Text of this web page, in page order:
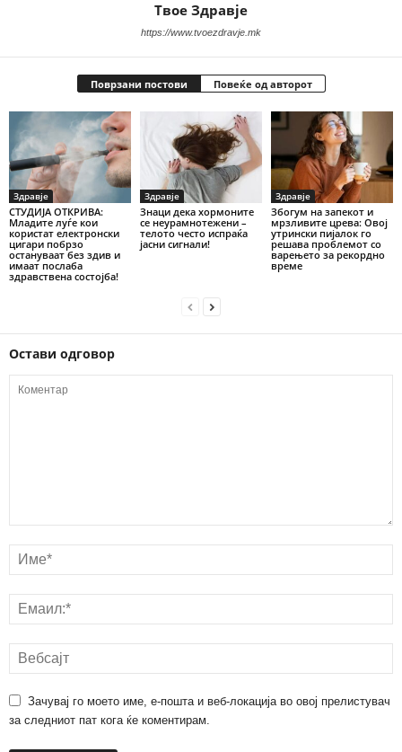
Твое Здравје
https://www.tvoezdravje.mk
Поврзани постови Повеќе од авторот
Здравје
СТУДИЈА ОТКРИВА:
Младите луѓе кои
користат електронски
цигари побрзо
остануваат без здив и
имаат послаба
здравствена состојба!
Здравје
Знаци дека хормоните
се неурамнотежени –
телото често испраќа
јасни сигнали!
Здравје
Збогум на запекот и
мрзливите црева: Овој
утрински пијалок го
решава проблемот со
варењето за рекордно
време
Остави одговор
Зачувај го моето име, е-пошта и веб-локација во овој прелистувач
за следниот пат кога ќе коментирам.